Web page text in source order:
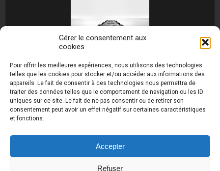
Gérer le consentement aux
cookies
Pour offrir les meilleures expériences, nous utilisons des technologies
telles que les cookies pour stocker et/ou accéder aux informations des
appareils. Le fait de consentir à ces technologies nous permettra de
traiter des données telles que le comportement de navigation ou les ID
uniques sur ce site. Le fait de ne pas consentir ou de retirer son
consentement peut avoir un effet négatif sur certaines caractéristiques
et fonctions.
Accepter
Refuser
raynaud.com ©
Toutes les photos de ce site sont
la propriété de l'auteur et sont protégées par le